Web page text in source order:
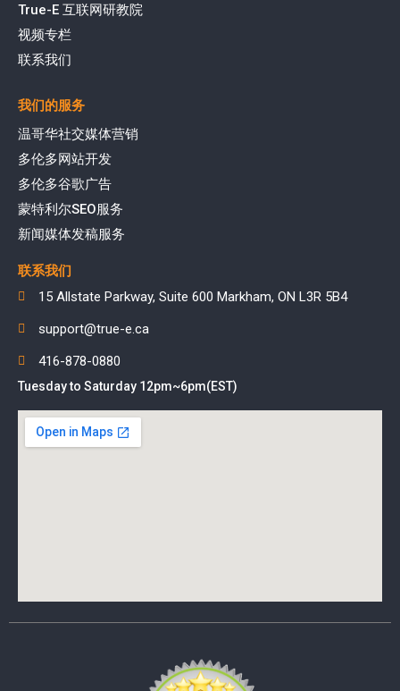
True-E 互联网研教院
视频专栏
联系我们
我们的服务
温哥华社交媒体营销
多伦多网站开发
多伦多谷歌广告
蒙特利尔SEO服务
新闻媒体发稿服务
联系我们
15 Allstate Parkway, Suite 600 Markham, ON L3R 5B4
support@true-e.ca
416-878-0880
Tuesday to Saturday 12pm~6pm(EST)